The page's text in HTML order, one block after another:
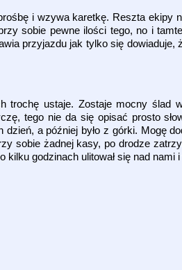
i wzywa karetkę. Reszta ekipy
sobie pewne ilości tego, no i
przyjazdu jak tylko się
trochę ustaje. Zostaje mocny ślad
tego nie da się opisać prosto
dzień, a później było z górki. Mogę
sobie żadnej kasy, po drodze
godzinach ulitował się nad nami